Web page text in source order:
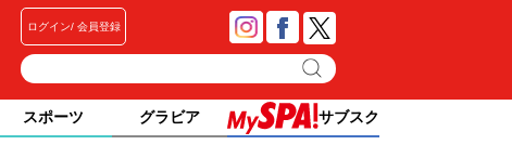
ログイン 会員登録
スポーツ グラビア サブスク